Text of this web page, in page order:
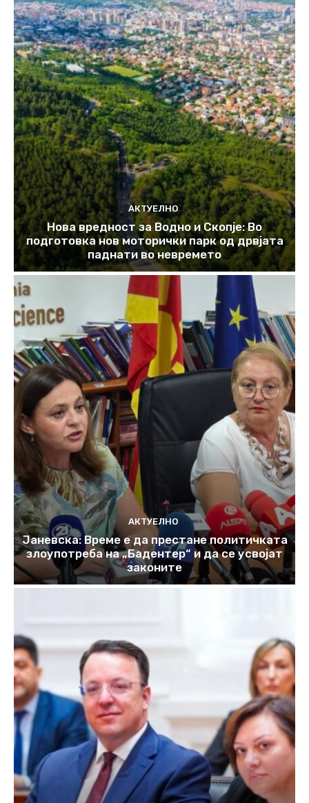
АКТУЕЛНО
Нова вредност за Водно и Скопје: Во
подготовка нов моторички парк од дрвјата
паднати во невремето
АКТУЕЛНО
Јаневска: Време е да престане политичката
злоупотреба на „Бадентер“ и да се усвојат
законите